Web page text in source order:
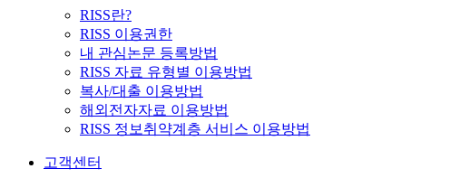
RISS란?
RISS 이용권한
내 관심논문 등록방법
RISS 자료 유형별 이용방법
복사/대출 이용방법
해외전자자료 이용방법
RISS 정보취약계층 서비스 이용방법
고객센터